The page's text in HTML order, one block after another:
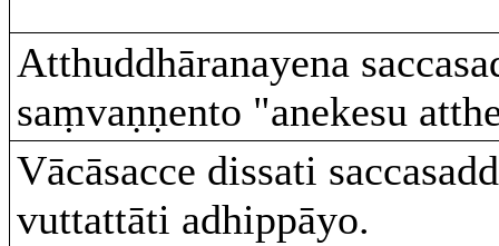
Atthuddhāranayena
saṃvaṇṇento "anekesu
Vācāsacce dissati
vuttattāti adhippāyo.